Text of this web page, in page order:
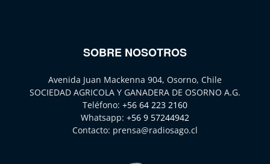
SOBRE NOSOTROS
Avenida Juan Mackenna 904, Osorno, Chile
SOCIEDAD AGRICOLA Y GANADERA DE OSORNO A.G.
Teléfono: +56 64 223 2160
Whatsapp: +56 9 57244942
Contacto: prensa@radiosago.cl